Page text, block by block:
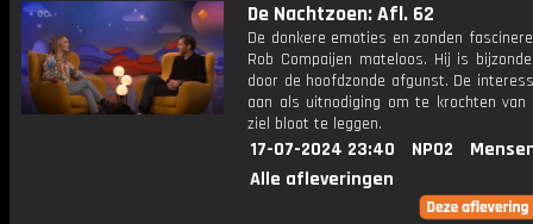
De Nachtzoen: Afl. 62
De donkere emoties en zonden
Rob Compaijen mateloos. Hij is
door de hoofdzonde afgunst. De
aan als uitnodiging om te krochten van
ziel bloot te leggen.
17-07-2024 23:40 NPO2
Alle afleveringen